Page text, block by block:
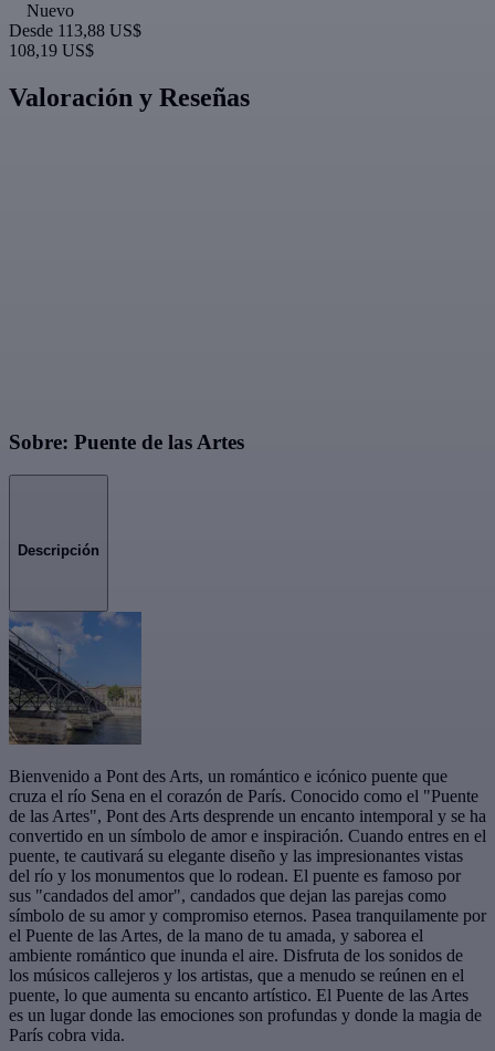
Nuevo
Desde 113,88 US$
108,19 US$
Valoración y Reseñas
Sobre: Puente de las Artes
Descripción
Bienvenido a Pont des Arts, un romántico e icónico puente que
cruza el río Sena en el corazón de París. Conocido como el "Puente
de las Artes", Pont des Arts desprende un encanto intemporal y se ha
convertido en un símbolo de amor e inspiración. Cuando entres en el
puente, te cautivará su elegante diseño y las impresionantes vistas
del río y los monumentos que lo rodean. El puente es famoso por
sus "candados del amor", candados que dejan las parejas como
símbolo de su amor y compromiso eternos. Pasea tranquilamente por
el Puente de las Artes, de la mano de tu amada, y saborea el
ambiente romántico que inunda el aire. Disfruta de los sonidos de
los músicos callejeros y los artistas, que a menudo se reúnen en el
puente, lo que aumenta su encanto artístico. El Puente de las Artes
es un lugar donde las emociones son profundas y donde la magia de
París cobra vida.